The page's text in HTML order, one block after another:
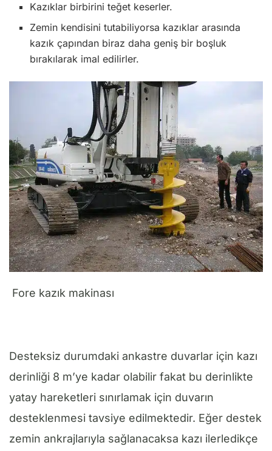
Kazıklar birbirini teğet keserler.
Zemin kendisini tutabiliyorsa kazıklar arasında
kazık çapından biraz daha geniş bir boşluk
bırakılarak imal edilirler.
Fore kazık makinası
Desteksiz durumdaki ankastre duvarlar için kazı
derinliği 8 m’ye kadar olabilir fakat bu derinlikte
yatay hareketleri sınırlamak için duvarın
desteklenmesi tavsiye edilmektedir. Eğer destek
zemin ankrajlarıyla sağlanacaksa kazı ilerledikçe